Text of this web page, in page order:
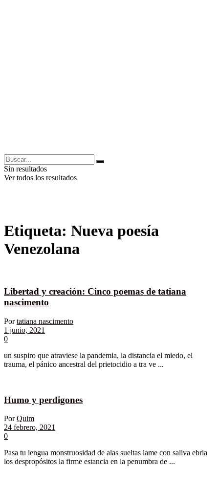
Sin resultados
Ver todos los resultados
Etiqueta: Nueva poesía
Venezolana
Libertad y creación: Cinco poemas de tatiana
nascimento
Por tatiana nascimento
1 junio, 2021
0
un suspiro que atraviese la pandemia, la distancia el miedo, el
trauma, el pánico ancestral del prietocidio a tra ve ...
Humo y perdigones
Por Quim
24 febrero, 2021
0
Pasa tu lengua monstruosidad de alas sueltas lame con saliva ebria
los despropósitos la firme estancia en la penumbra de ...